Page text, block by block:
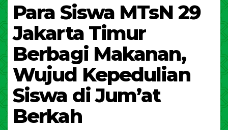
Para Siswa MTsN 29
Jakarta Timur
Berbagi Makanan,
Wujud Kepedulian
Siswa di Jum’at
Berkah